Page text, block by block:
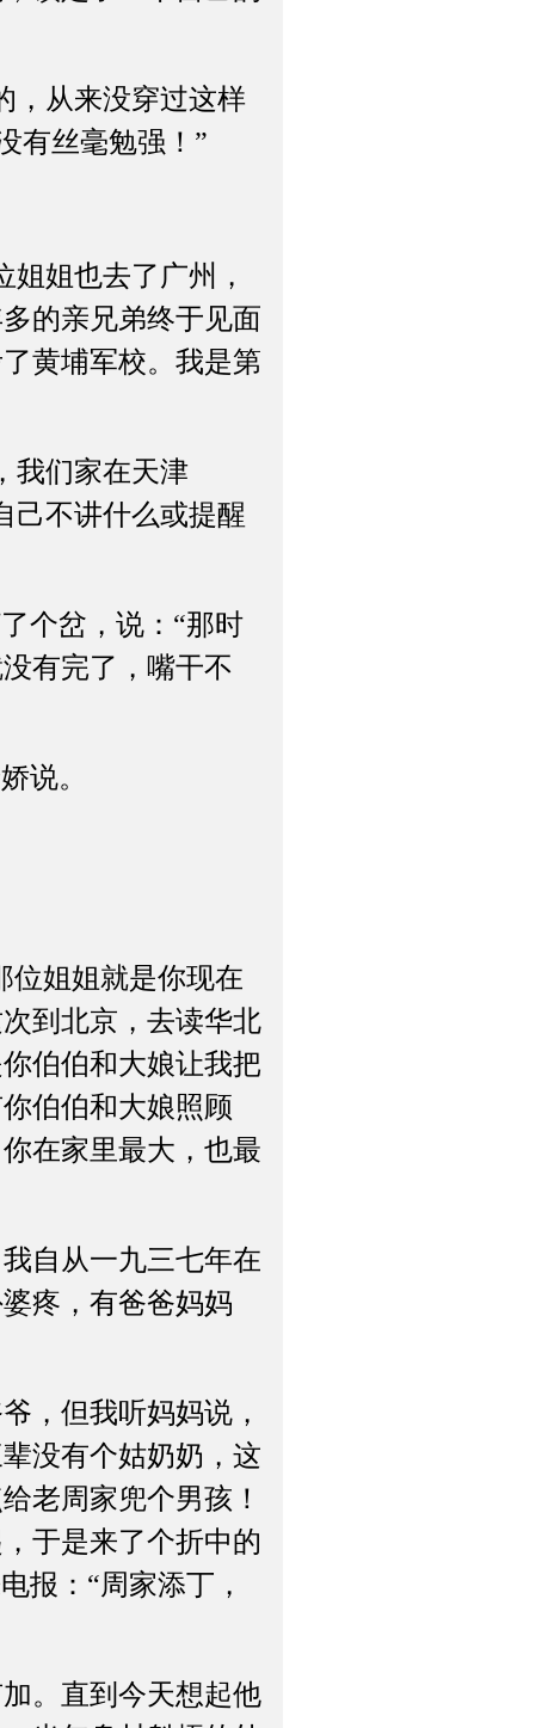
从来没穿过这样
有丝毫勉强！”
姐也去了广州，
的亲兄弟终于见面
黄埔军校。我是第
们家在天津
己不讲什么或提醒
个岔，说：“那时
有完了，嘴干不
说。
姐姐就是你现在
到北京，去读华北
伯伯和大娘让我把
伯伯和大娘照顾
在家里最大，也最
自从一九三七年在
疼，有爸爸妈妈
，但我听妈妈说，
没有个姑奶奶，这
老周家兜个男孩！
于是来了个折中的
报：“周家添丁，
。直到今天想起他